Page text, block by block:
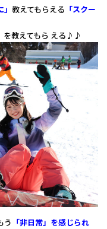
教えてもらえる 「スクー
を教えてもら える♪♪
う 「非日常」を感じられ